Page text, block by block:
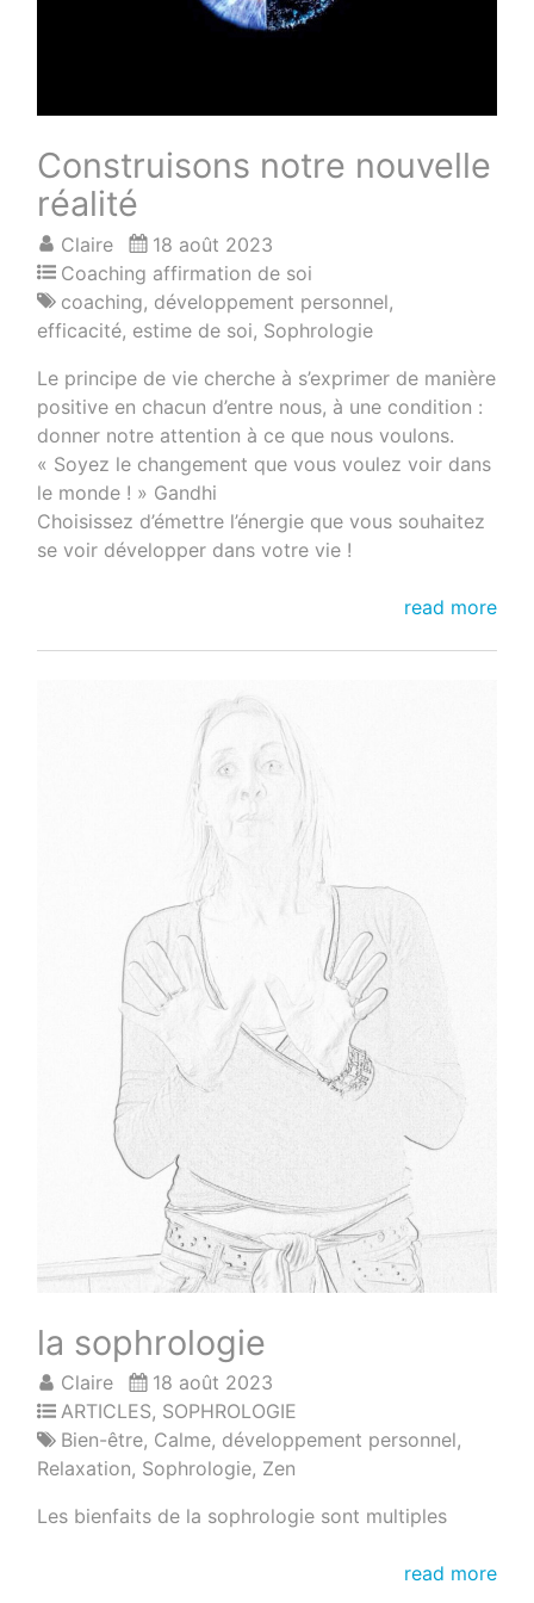
Construisons notre nouvelle
réalité
Claire
18 août 2023
Coaching affirmation de soi
coaching, développement personnel,
efficacité, estime de soi, Sophrologie
Le principe de vie cherche à s’exprimer de manière
positive en chacun d’entre nous, à une condition :
donner notre attention à ce que nous voulons.
« Soyez le changement que vous voulez voir dans
le monde ! » Gandhi
Choisissez d’émettre l’énergie que vous souhaitez
se voir développer dans votre vie !
Construisons
read more
la sophrologie
Claire
18 août 2023
ARTICLES, SOPHROLOGIE
Bien-être, Calme, développement personnel,
Relaxation, Sophrologie, Zen
Les bienfaits de la sophrologie sont multiples
la
read more